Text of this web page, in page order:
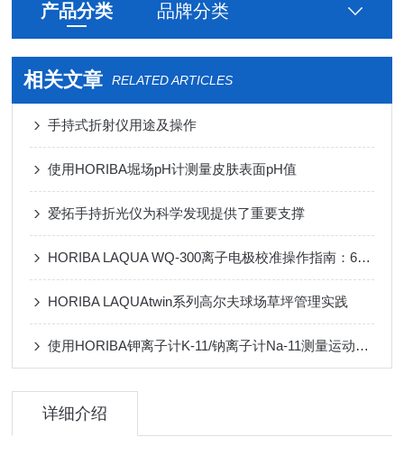
产品分类 品牌分类
相关文章 RELATED ARTICLES
手持式折射仪用途及操作
使用HORIBA堀场pH计测量皮肤表面pH值
爱拓手持折光仪为科学发现提供了重要支撑
HORIBA LAQUA WQ-300离子电极校准操作指南：6步高效通关清单
HORIBA LAQUAtwin系列高尔夫球场草坪管理实践
使用HORIBA钾离子计K-11/钠离子计Na-11测量运动员汗液中的钠和钾浓度
详细介绍